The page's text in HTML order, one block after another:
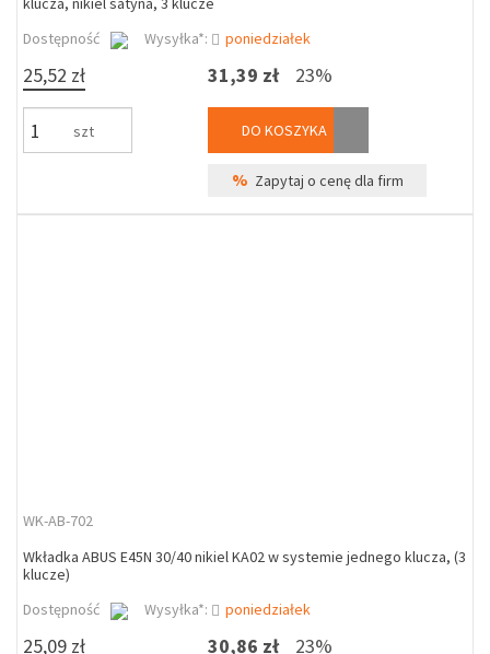
Dostępność
Wysyłka*: poniedziałek
25,52 zł
szt
31,39 zł 23%
DO KOSZYKA
% Zapytaj o cenę dla firm
WK-AB-702
Wkładka ABUS E45N 30/40 nikiel KA02 w systemie jednego klucza, (3
klucze)
Dostępność
Wysyłka*: poniedziałek
25,09 zł 30,86 zł 23%